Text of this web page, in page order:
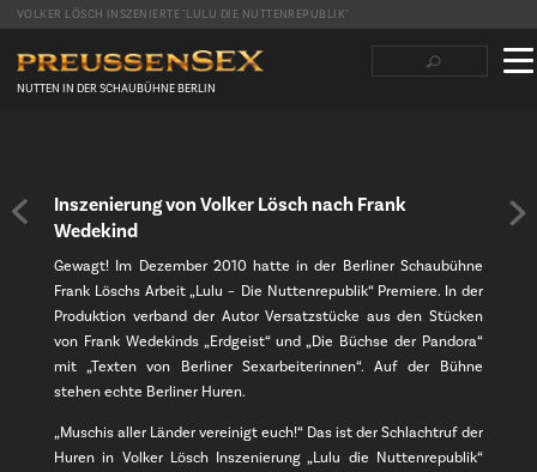
VOLKER LÖSCH INSZENIERTE "LULU DIE NUTTENREPUBLIK"
Suchbegriffe
Navigation
überspringen
NUTTEN IN DER SCHAUBÜHNE BERLIN
Inszenierung von Volker Lösch nach Frank
Wedekind
Gewagt! Im Dezember 2010 hatte in der Berliner Schaubühne
Frank Löschs Arbeit „Lulu – Die Nuttenrepublik“ Premiere. In der
Produktion verband der Autor Versatzstücke aus den Stücken
von Frank Wedekinds „Erdgeist“ und „Die Büchse der Pandora“
mit „Texten von Berliner Sexarbeiterinnen“. Auf der Bühne
stehen echte Berliner Huren.
„Muschis aller Länder vereinigt euch!“ Das ist der Schlachtruf der
Huren in Volker Lösch Inszenierung „Lulu die Nuttenrepublik“